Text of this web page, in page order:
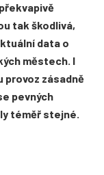
tak škodlivá,
data o
městech. I
provoz zásadně
pevných
téměř stejné.